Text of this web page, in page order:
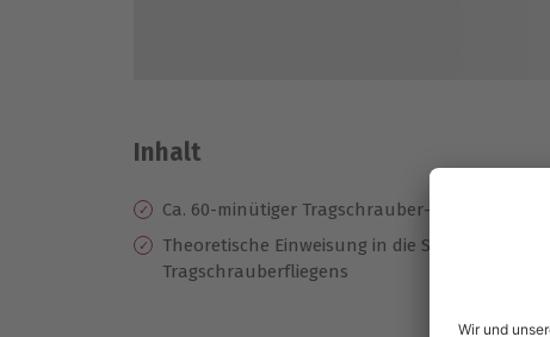
Inhalt
Ca. 60-minütiger Tragschrauber-Rundflug
Theoretische Einweisung in die Sicherheit und
Tragschrauberfliegens